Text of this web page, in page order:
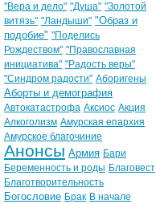
"Вера и дело" "Душа" "Золотой
витязь" "Ландыши" "Образ и
подобие" "Поделись
Рождеством" "Православная
инициатива" "Радость веры"
"Синдром радости" Аборигены
Аборты и демография
Автокатастрофа Аксиос Акция
Алкоголизм Амурская епархия
Амурское благочиние
Анонсы Армия Бари
Беременность и роды Благовест
Благотворительность
Богословие Брак В начале